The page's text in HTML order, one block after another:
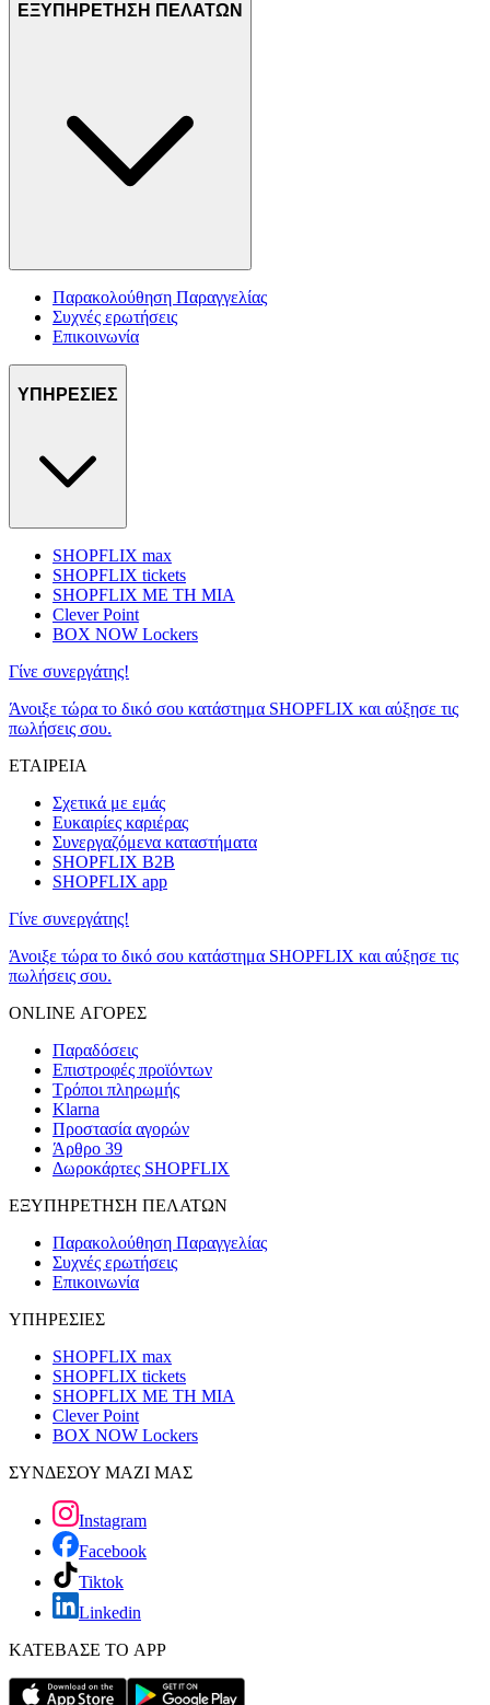
ΕΞΥΠΗΡΕΤΗΣΗ ΠΕΛΑΤΩΝ
Παρακολούθηση Παραγγελίας
Συχνές ερωτήσεις
Επικοινωνία
ΥΠΗΡΕΣΙΕΣ
SHOPFLIX max
SHOPFLIX tickets
SHOPFLIX ΜΕ ΤΗ ΜΙΑ
Clever Point
BOX NOW Lockers
Γίνε συνεργάτης!
Άνοιξε τώρα το δικό σου κατάστημα SHOPFLIX και αύξησε τις
πωλήσεις σου.
ΕΤΑΙΡΕΙΑ
Σχετικά με εμάς
Ευκαιρίες καριέρας
Συνεργαζόμενα καταστήματα
SHOPFLIX B2B
SHOPFLIX app
Γίνε συνεργάτης!
Άνοιξε τώρα το δικό σου κατάστημα SHOPFLIX και αύξησε τις
πωλήσεις σου.
ONLINE ΑΓΟΡΕΣ
Παραδόσεις
Επιστροφές προϊόντων
Τρόποι πληρωμής
Klarna
Προστασία αγορών
Άρθρο 39
Δωροκάρτες SHOPFLIX
ΕΞΥΠΗΡΕΤΗΣΗ ΠΕΛΑΤΩΝ
Παρακολούθηση Παραγγελίας
Συχνές ερωτήσεις
Επικοινωνία
ΥΠΗΡΕΣΙΕΣ
SHOPFLIX max
SHOPFLIX tickets
SHOPFLIX ΜΕ ΤΗ ΜΙΑ
Clever Point
BOX NOW Lockers
ΣΥΝΔΕΣΟΥ ΜΑΖΙ ΜΑΣ
Instagram
Facebook
Tiktok
Linkedin
ΚΑΤΕΒΑΣΕ ΤΟ APP